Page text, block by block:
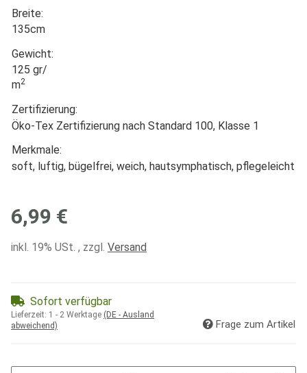
Breite:
135cm
Gewicht:
125 gr/
m2
Zertifizierung:
Öko-Tex Zertifizierung nach Standard 100, Klasse 1
Merkmale:
soft, luftig, bügelfrei, weich, hautsymphatisch, pflegeleicht
6,99 €
inkl. 19% USt. , zzgl. Versand
Sofort verfügbar
Lieferzeit: 1 - 2 Werktage (DE - Ausland
abweichend)
Frage zum Artikel